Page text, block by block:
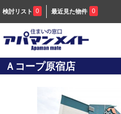
検討リスト 0 最近見た物件 0
Ａコープ原宿店